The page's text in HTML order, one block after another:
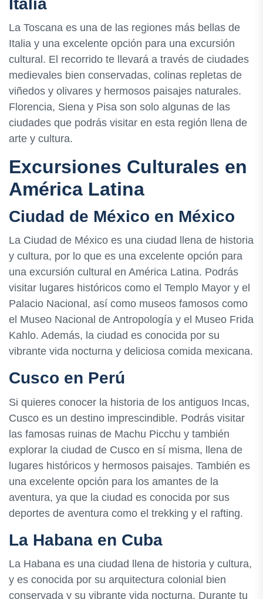
Italia
La Toscana es una de las regiones más bellas de
Italia y una excelente opción para una excursión
cultural. El recorrido te llevará a través de ciudades
medievales bien conservadas, colinas repletas de
viñedos y olivares y hermosos paisajes naturales.
Florencia, Siena y Pisa son solo algunas de las
ciudades que podrás visitar en esta región llena de
arte y cultura.
Excursiones Culturales en
América Latina
Ciudad de México en México
La Ciudad de México es una ciudad llena de historia
y cultura, por lo que es una excelente opción para
una excursión cultural en América Latina. Podrás
visitar lugares históricos como el Templo Mayor y el
Palacio Nacional, así como museos famosos como
el Museo Nacional de Antropología y el Museo Frida
Kahlo. Además, la ciudad es conocida por su
vibrante vida nocturna y deliciosa comida mexicana.
Cusco en Perú
Si quieres conocer la historia de los antiguos Incas,
Cusco es un destino imprescindible. Podrás visitar
las famosas ruinas de Machu Picchu y también
explorar la ciudad de Cusco en sí misma, llena de
lugares históricos y hermosos paisajes. También es
una excelente opción para los amantes de la
aventura, ya que la ciudad es conocida por sus
deportes de aventura como el trekking y el rafting.
La Habana en Cuba
La Habana es una ciudad llena de historia y cultura,
y es conocida por su arquitectura colonial bien
conservada y su vibrante vida nocturna. Durante tu